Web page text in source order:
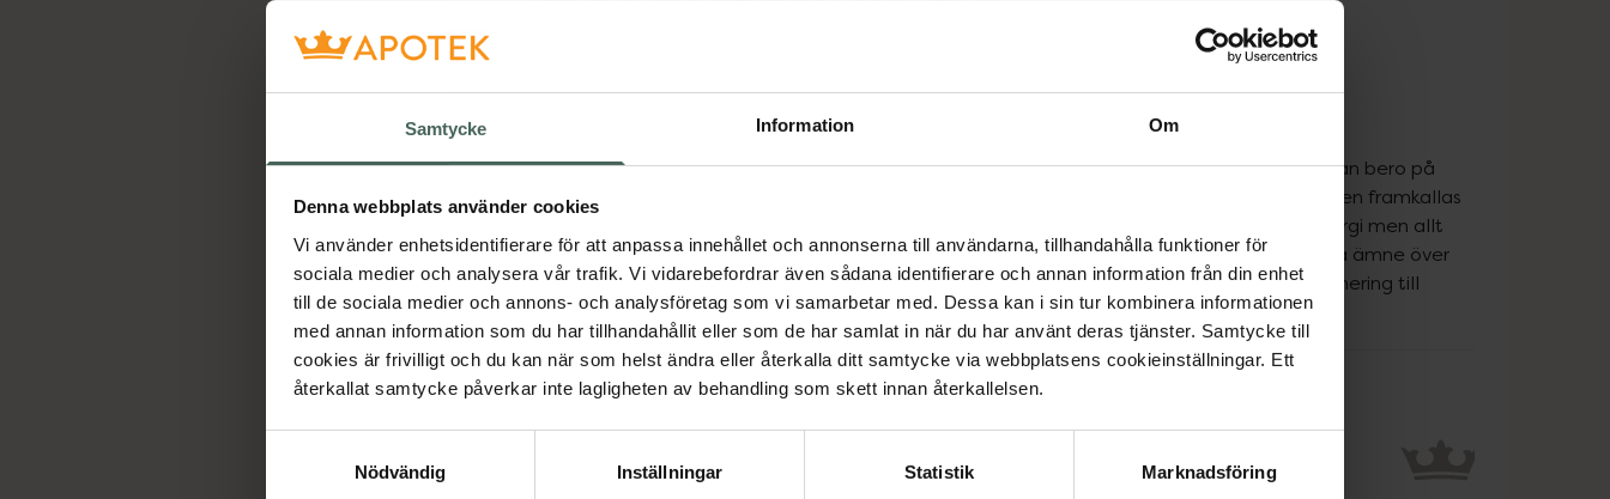
Samtycke Information Om
Denna webbplats använder cookies
Vi använder enhetsidentifierare för att anpassa innehållet och annonserna till användarna, tillhandahålla funktioner för
sociala medier och analysera vår trafik. Vi vidarebefordrar även sådana identifierare och annan information från din enhet
till de sociala medier och annons- och analysföretag som vi samarbetar med. Dessa kan i sin tur kombinera informationen
med annan information som du har tillhandahållit eller som de har samlat in när du har använt deras tjänster. Samtycke till
cookies är frivilligt och du kan när som helst ändra eller återkalla ditt samtycke via webbplatsens cookieinställningar. Ett
återkallat samtycke påverkar inte lagligheten av behandling som skett innan återkallelsen.
Nödvändig
Inställningar Statistik Marknadsföring
Undvik att använda produkter som innehåller kända eller vanliga allergener
Leta efter produkter som är allergicertifierade
Hudallergi uppenbarar sig ofta som en reaktion där huden blir irriterad vilket bland annat kan bero på
överanvändning av tex. vatten och tvål som rubbat hudbarriärens skydd. Hudallergi kan även framkallas
av exponering för ämnen huden är känslig för. Det är svårt att förutse vem som får hudallergi men allt
som oftast förekommer det genom att huden reagerar på frekvent användning av samma ämne över
lång tid. De produkter som stannar kvar på huden, såsom deodoranter, ger en större exponering till
skillnad från produkter som sköljs av, såsom schampo eller tvål.
Lista: . Innehåller 16 objekt.
Hoppa över Lista